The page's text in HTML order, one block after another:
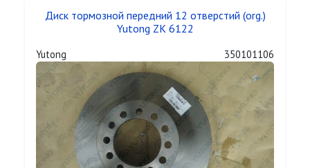
Диск тормозной передний 12 отверстий (org.)
Yutong ZK 6122
Yutong 350101106